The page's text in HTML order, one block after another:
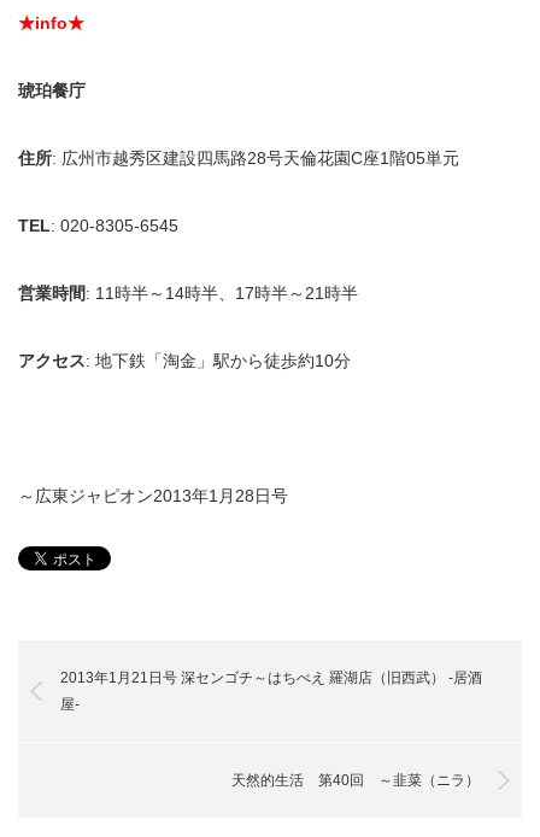
★info★
琥珀餐庁
住所: 広州市越秀区建設四馬路28号天倫花園C座1階05単元
TEL: 020-8305-6545
営業時間: 11時半～14時半、17時半～21時半
アクセス: 地下鉄「淘金」駅から徒歩約10分
～広東ジャピオン2013年1月28日号
2013年1月21日号 深センゴチ～はちべえ 羅湖店（旧西武） ‐居酒
屋‐
天然的生活 第40回 ～韭菜（ニラ）